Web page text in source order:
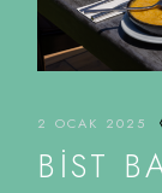
2 OCAK 2025
BIST